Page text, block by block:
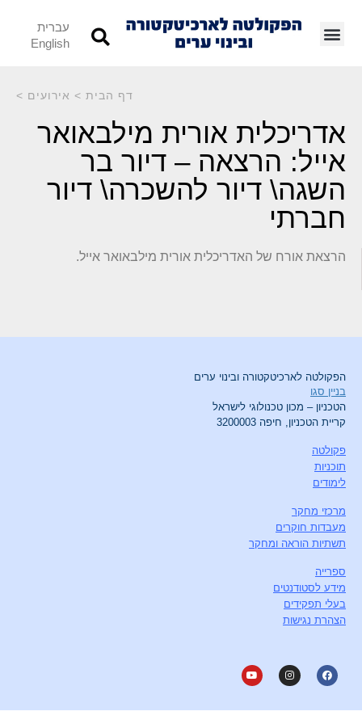
עברית
English
דף הבית > אירועים >
אדריכלית אורית מילבאואר
אייל: הרצאה – דיור בר
השגה\ דיור להשכרה\ דיור
חברתי
הרצאת אורח של האדריכלית אורית מילבאואר אייל.
הפקולטה לארכיטקטורה ובינוי ערים
בניין סגו
הטכניון – מכון טכנולוגי לישראל
קריית הטכניון, חיפה 3200003
פקולטה
תוכניות
לימודים
מרכזי מחקר
מעבדות חוקרים
תשתיות הוראה ומחקר
ספרייה
מידע לסטודנטים
בעלי תפקידים
הצהרת נגישות